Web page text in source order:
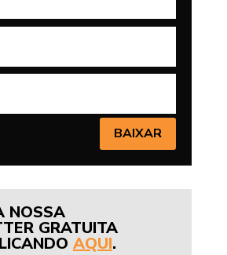
BAIXAR
NOSSA
GRATUITA
AQUI.